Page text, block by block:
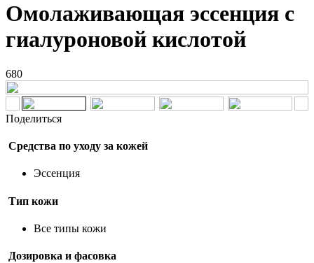
Омолаживающая эссенция с
гиалуроновой кислотой
680
Поделиться
Средства по уходу за кожей
Эссенция
Тип кожи
Все типы кожи
Дозировка и фасовка